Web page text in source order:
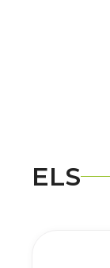
ELS